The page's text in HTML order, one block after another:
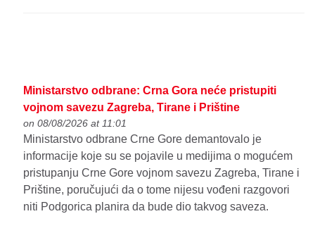
Ministarstvo odbrane: Crna Gora neće pristupiti
vojnom savezu Zagreba, Tirane i Prištine
on 08/08/2026 at 11:01
Ministarstvo odbrane Crne Gore demantovalo je
informacije koje su se pojavile u medijima o mogućem
pristupanju Crne Gore vojnom savezu Zagreba, Tirane i
Prištine, poručujući da o tome nijesu vođeni razgovori
niti Podgorica planira da bude dio takvog saveza.